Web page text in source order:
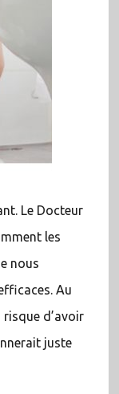
Le Docteur
les
nous
Au
d’avoir
juste